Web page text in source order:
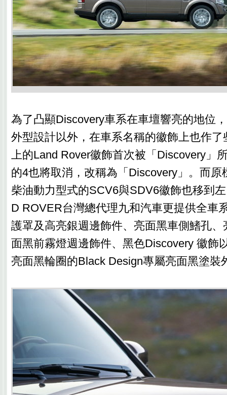
為了凸顯Discovery車系在車壇響亮的地位
外型設計以外，在車系名稱的徽飾上也作
上的Land Rover徽飾首次被「Discovery」
的4也將取消，改稱為「Discovery」。而原
柴油動力型式的SCV6與SDV6徽飾也移到
D ROVER台灣總代理九和汽車更提供全車
護罩及高亮銀週邊飾件、亮面黑車側鰭孔
面黑前霧燈週邊飾件、黑色Discovery 徽飾
亮面黑輪圈的Black Design專屬亮面黑塗裝